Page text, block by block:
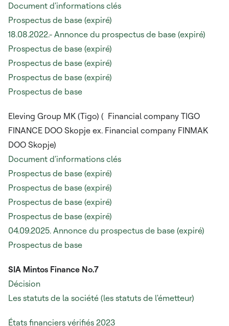
Document d'informations clés
Prospectus de base (expiré)
18.08.2022.- Annonce du prospectus de base (expiré)
Prospectus de base (expiré)
Prospectus de base (expiré)
Prospectus de base (expiré)
Prospectus de base
Eleving Group MK (Tigo) ( Financial company TIGO
FINANCE DOO Skopje ex. Financial company FINMAK
DOO Skopje)
Document d'informations clés
Prospectus de base (expiré)
Prospectus de base (expiré)
Prospectus de base (expiré)
Prospectus de base (expiré)
04.09.2025. Annonce du prospectus de base (expiré)
Prospectus de base
SIA Mintos Finance No.7
Décision
Les statuts de la société (les statuts de l'émetteur)
États financiers vérifiés 2023